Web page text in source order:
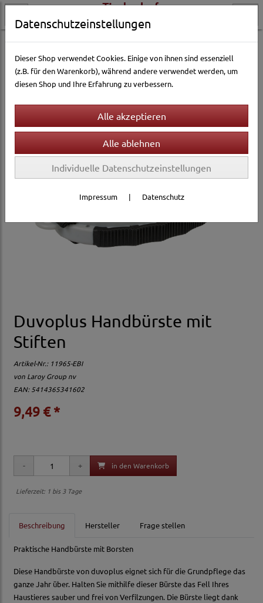
Hundewelt Pflege & Gesundheit
Fellpflege
Hundebürsten & Striegel
Duvoplus Handbürste mit
Stiften
Artikel-Nr.: 11965-EBI
von Laroy Group nv
EAN: 5414365341602
9,49 € *
in den Warenkorb
Lieferzeit: 1 bis 3 Tage
Beschreibung Hersteller Frage stellen
Praktische Handbürste mit Borsten
Diese Handbürste von duvoplus eignet sich für die Grundpflege das
ganze Jahr über. Halten Sie mithilfe dieser Bürste das Fell Ihres
Haustieres sauber und frei von Verfilzungen. Die Bürste liegt dank
Datenschutzeinstellungen
Dieser Shop verwendet Cookies. Einige von ihnen sind essenziell
(z.B. für den Warenkorb), während andere verwendet werden, um
diesen Shop und Ihre Erfahrung zu verbessern.
Individuelle Datenschutzeinstellungen
Impressum | Datenschutz